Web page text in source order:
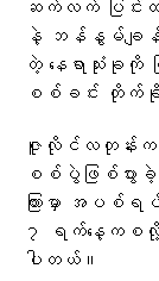
ဆက်လက် ပြင်
နဲ့ ဘန်နွမ်ချန်တို့မှ
တဲ့ နေရာသုံးခု
စစ်ခင်း တိုက်ခို
ဇူလိုင်လတုန်းက
စစ်ပွဲဖြစ်ပွား
ကြားမှာ အပစ်
၇ ရက်နေ့ကစလို့
ပါတယ်။